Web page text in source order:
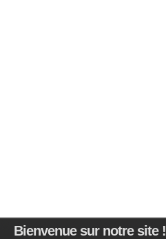
Bienvenue sur notre site !